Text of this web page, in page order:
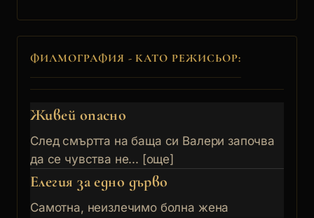
ФИЛМОГРАФИЯ - КАТО РЕЖИСЬОР:
Живей опасно
След смъртта на баща си Валери започва
да се чувства не... [още]
Елегия за едно дърво
Самотна, неизлечимо болна жена